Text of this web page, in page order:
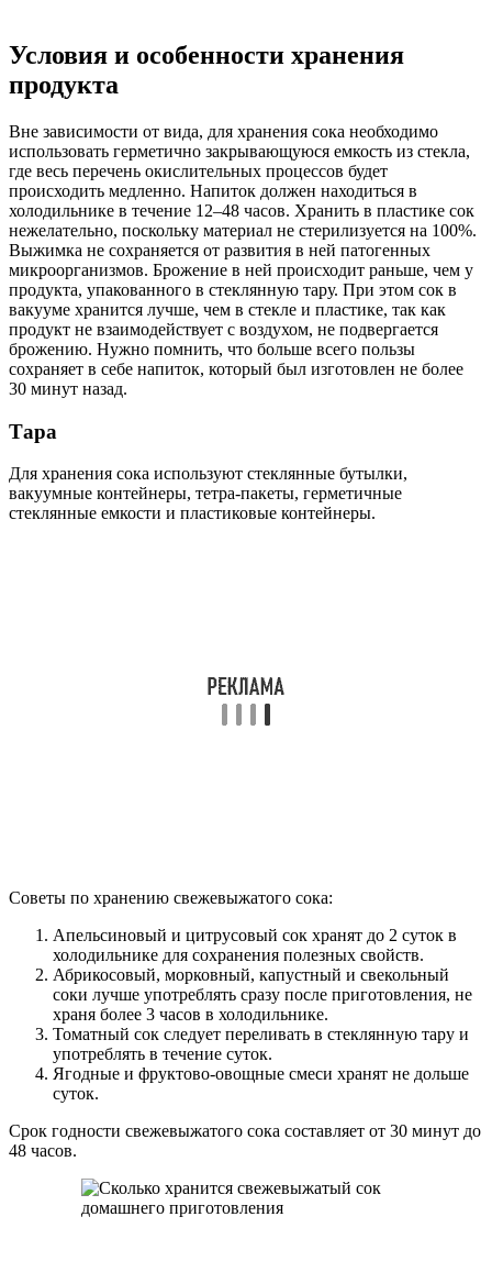
Условия и особенности хранения
продукта
Вне зависимости от вида, для хранения сока необходимо
использовать герметично закрывающуюся емкость из стекла,
где весь перечень окислительных процессов будет
происходить медленно. Напиток должен находиться в
холодильнике в течение 12–48 часов. Хранить в пластике сок
нежелательно, поскольку материал не стерилизуется на 100%.
Выжимка не сохраняется от развития в ней патогенных
микроорганизмов. Брожение в ней происходит раньше, чем у
продукта, упакованного в стеклянную тару. При этом сок в
вакууме хранится лучше, чем в стекле и пластике, так как
продукт не взаимодействует с воздухом, не подвергается
брожению. Нужно помнить, что больше всего пользы
сохраняет в себе напиток, который был изготовлен не более
30 минут назад.
Тара
Для хранения сока используют стеклянные бутылки,
вакуумные контейнеры, тетра-пакеты, герметичные
стеклянные емкости и пластиковые контейнеры.
Советы по хранению свежевыжатого сока:
Апельсиновый и цитрусовый сок хранят до 2 суток в
холодильнике для сохранения полезных свойств.
Абрикосовый, морковный, капустный и свекольный
соки лучше употреблять сразу после приготовления, не
храня более 3 часов в холодильнике.
Томатный сок следует переливать в стеклянную тару и
употреблять в течение суток.
Ягодные и фруктово-овощные смеси хранят не дольше
суток.
Срок годности свежевыжатого сока составляет от 30 минут до
48 часов.